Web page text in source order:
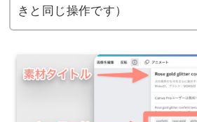
きと同じ操作です）